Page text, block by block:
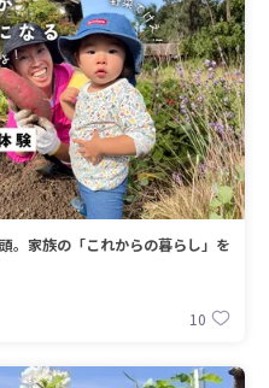
。家族の「これからの暮らし」を
10